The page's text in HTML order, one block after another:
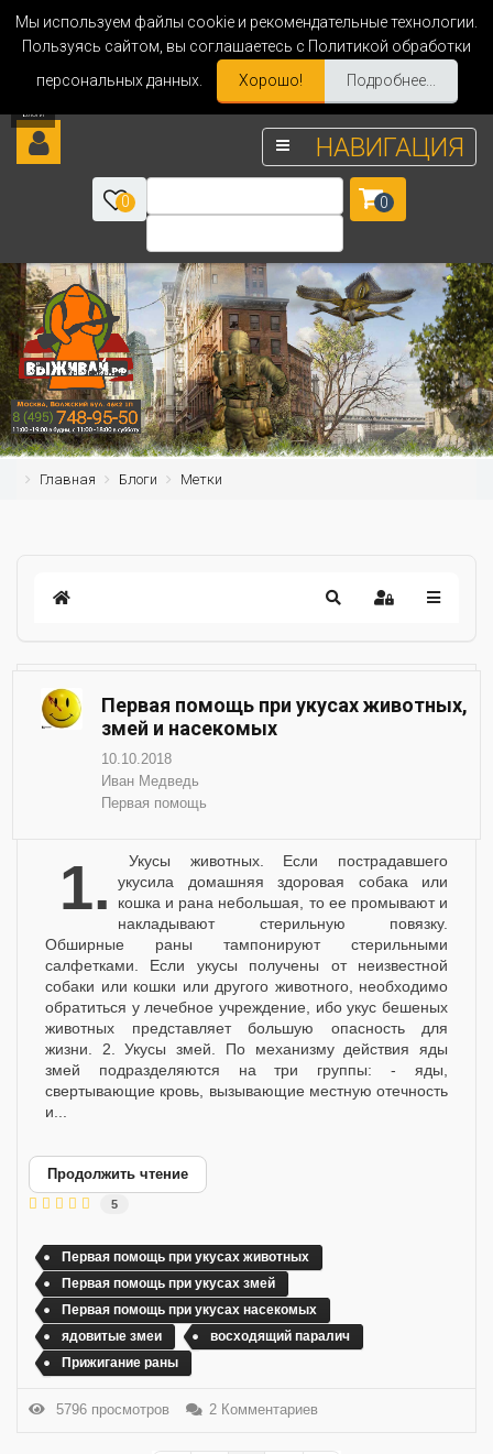
Мы используем файлы cookie и рекомендательные технологии.
Пользуясь сайтом, вы соглашаетесь с Политикой обработки
персональных данных.
Хорошо! Подробнее...
НАВИГАЦИЯ
0 0
Главная Блоги Метки
Первая помощь при укусах животных,
змей и насекомых
10.10.2018
Иван Медведь
Первая помощь
1. Укусы животных. Если пострадавшего
укусила домашняя здоровая собака или
кошка и рана небольшая, то ее промывают и
накладывают стерильную повязку.
Обширные раны тампонируют стерильными
салфетками. Если укусы получены от неизвестной
собаки или кошки или другого животного, необходимо
обратиться у лечебное учреждение, ибо укус бешеных
животных представляет большую опасность для
жизни. 2. Укусы змей. По механизму действия яды
змей подразделяются на три группы: - яды,
свертывающие кровь, вызывающие местную отечность
и...
Продолжить чтение
5
Первая помощь при укусах животных
Первая помощь при укусах змей
Первая помощь при укусах насекомых
ядовитые змеи
восходящий паралич
Прижигание раны
5796 просмотров 2 Комментариев